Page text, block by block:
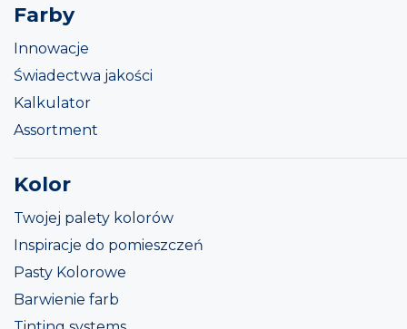
Farby
Innowacje
Świadectwa jakości
Kalkulator
Assortment
Kolor
Twojej palety kolorów
Inspiracje do pomieszczeń
Pasty Kolorowe
Barwienie farb